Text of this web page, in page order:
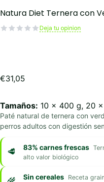
Natura Diet Ternera con
Deja tu opinion
€31,05
Tamaños: 10 x 400 g, 20
Paté natural de ternera con
perros adultos con digestión
83% carnes frescas
alto valor biológico
Sin cereales Receta